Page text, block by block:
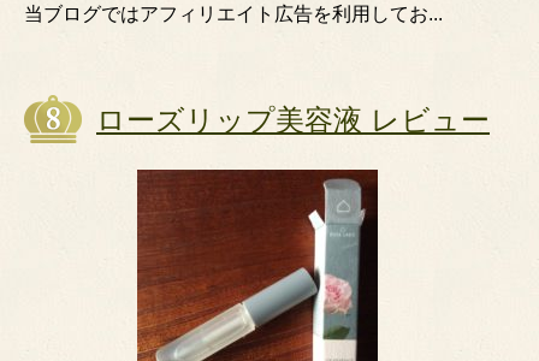
当ブログではアフィリエイト広告を利用してお...
ローズリップ美容液 レビュー